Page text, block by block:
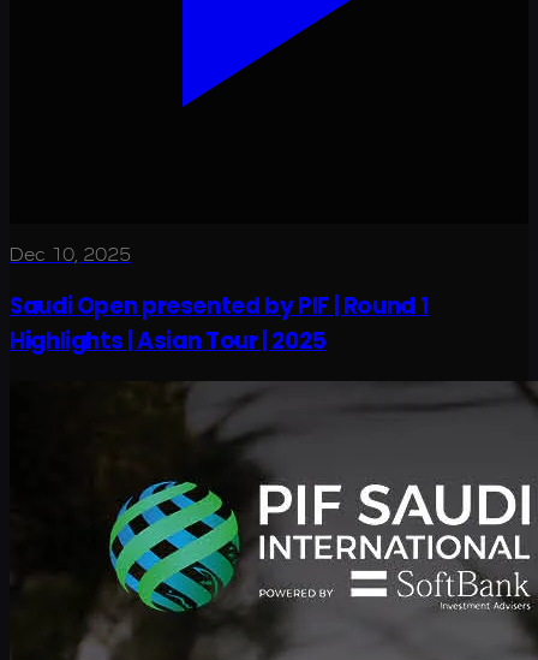
Dec 10, 2025
Saudi Open presented by PIF | Round 1
Highlights | Asian Tour | 2025